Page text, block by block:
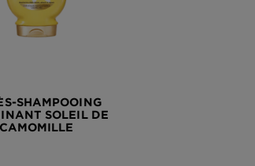
SHAMPOOING
SOLEIL DE
CAMOMILLE